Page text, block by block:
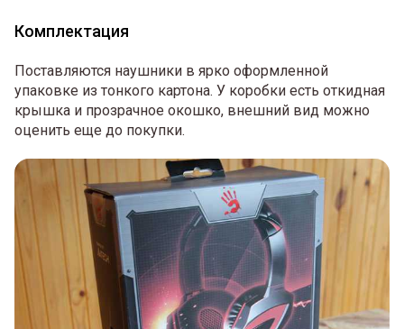
Комплектация
Поставляются наушники в ярко оформленной
упаковке из тонкого картона. У коробки есть откидная
крышка и прозрачное окошко, внешний вид можно
оценить еще до покупки.